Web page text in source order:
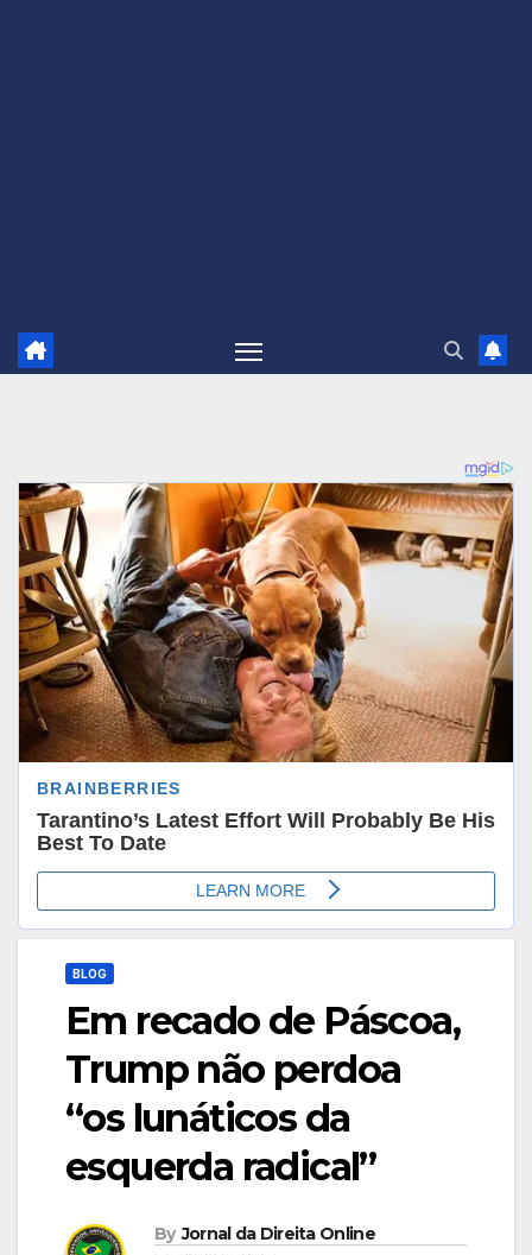
BLOG
Em recado de Páscoa,
Trump não perdoa
“os lunáticos da
esquerda radical”
By Jornal da Direita Online